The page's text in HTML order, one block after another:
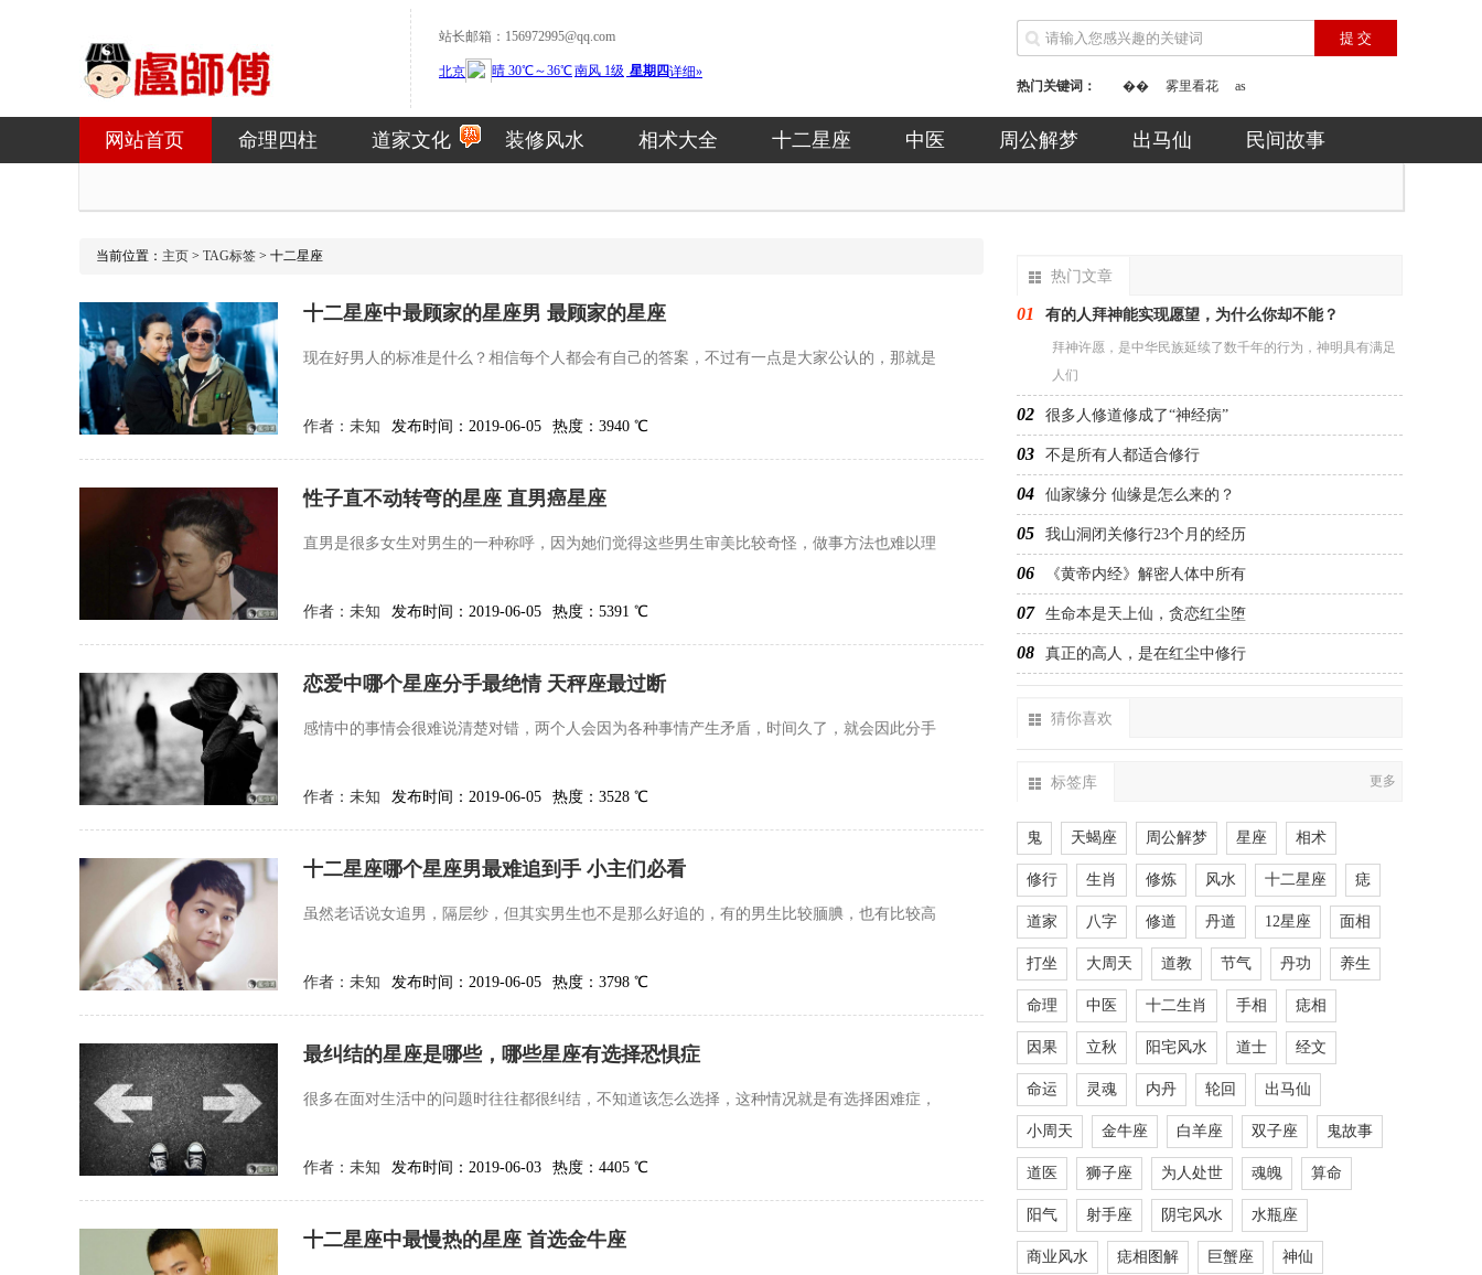
站长邮箱：156972995@qq.com
热门关键词： �� 雾里看花 as
网站首页 命理四柱 道家文化 装修风水 相术大全 十二星座 中医 周公解梦 出马仙 民间故事
当前位置： 主页 > TAG标签 > 十二星座
十二星座中最顾家的星座男 最顾家的星座
现在好男人的标准是什么？相信每个人都会有自己的答案，不过有一点是大家公认的，那就是
作者： 未知 发布时间：2019-06-05 热度：3940 ℃
性子直不动转弯的星座 直男癌星座
直男是很多女生对男生的一种称呼，因为她们觉得这些男生审美比较奇怪，做事方法也难以理
作者： 未知 发布时间：2019-06-05 热度：5391 ℃
恋爱中哪个星座分手最绝情 天秤座最过断
感情中的事情会很难说清楚对错，两个人会因为各种事情产生矛盾，时间久了，就会因此分手
作者： 未知 发布时间：2019-06-05 热度：3528 ℃
十二星座哪个星座男最难追到手 小主们必看
虽然老话说女追男，隔层纱，但其实男生也不是那么好追的，有的男生比较腼腆，也有比较高
作者： 未知 发布时间：2019-06-05 热度：3798 ℃
最纠结的星座是哪些，哪些星座有选择恐惧症
很多在面对生活中的问题时往往都很纠结，不知道该怎么选择，这种情况就是有选择困难症，
作者： 未知 发布时间：2019-06-03 热度：4405 ℃
十二星座中最慢热的星座 首选金牛座
热门文章
01 有的人拜神能实现愿望，为什么你却不能？
拜神许愿，是中华民族延续了数千年的行为，神明具有满足
人们
02 很多人修道修成了“神经病”
03 不是所有人都适合修行
04 仙家缘分 仙缘是怎么来的？
05 我山洞闭关修行23个月的经历
06 《黄帝内经》解密人体中所有
07 生命本是天上仙，贪恋红尘堕
08 真正的高人，是在红尘中修行
猜你喜欢
标签库 更多
鬼 天蝎座 周公解梦 星座 相术
修行 生肖 修炼 风水 十二星座 痣
道家 八字 修道 丹道 12星座 面相
打坐 大周天 道教 节气 丹功 养生
命理 中医 十二生肖 手相 痣相
因果 立秋 阳宅风水 道士 经文
命运 灵魂 内丹 轮回 出马仙
小周天 金牛座 白羊座 双子座 鬼故事
道医 狮子座 为人处世 魂魄 算命
阳气 射手座 阴宅风水 水瓶座
商业风水 痣相图解 巨蟹座 神仙